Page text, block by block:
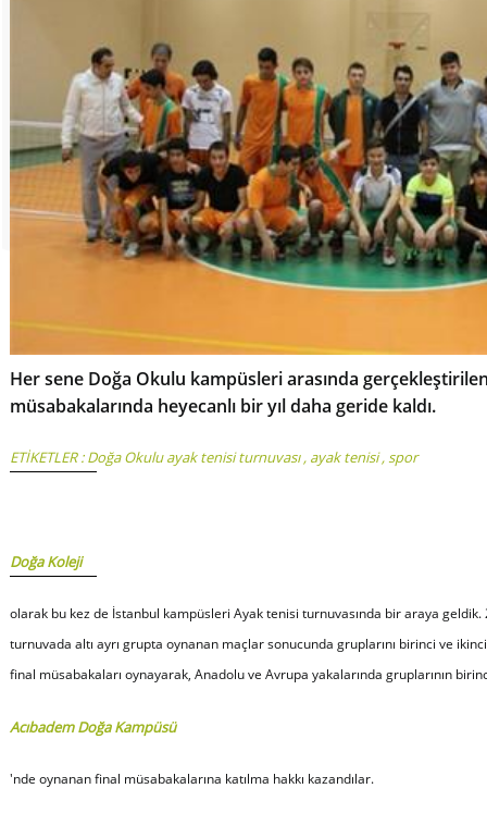
Her sene Doğa Okulu kampüsleri arasında gerçekleştirilen
müsabakalarında heyecanlı bir yıl daha geride kaldı.
ETİKETLER :Doğa Okulu ayak tenisi turnuvası, ayak tenisi, spor
Doğa Koleji
olarak bu kez de İstanbul kampüsleri Ayak tenisi turnuvasında bir araya geldik.
turnuvada altı ayrı grupta oynanan maçlar sonucunda gruplarını birinci ve
final müsabakaları oynayarak, Anadolu ve Avrupa yakalarında gruplarının
Acıbadem Doğa Kampüsü
'nde oynanan final müsabakalarına katılma hakkı kazandılar.